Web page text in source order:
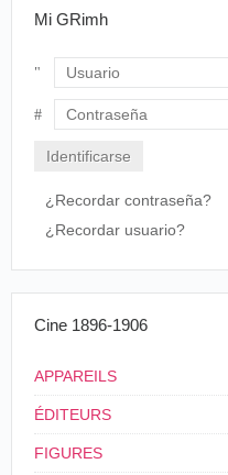
Mi GRimh
Usuario
¿Recordar contraseña?
¿Recordar usuario?
Cine 1896-1906
APPAREILS
ÉDITEURS
FIGURES